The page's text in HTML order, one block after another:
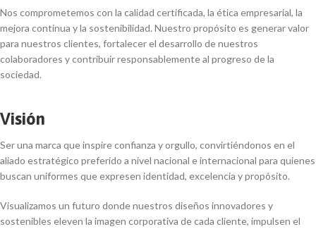
Nos comprometemos con la calidad certificada, la ética empresarial, la
mejora continua y la sostenibilidad. Nuestro propósito es generar valor
para nuestros clientes, fortalecer el desarrollo de nuestros
colaboradores y contribuir responsablemente al progreso de la
sociedad.
Visión
Ser una marca que inspire confianza y orgullo, convirtiéndonos en el
aliado estratégico preferido a nivel nacional e internacional para quienes
buscan uniformes que expresen identidad, excelencia y propósito.
Visualizamos un futuro donde nuestros diseños innovadores y
sostenibles eleven la imagen corporativa de cada cliente, impulsen el